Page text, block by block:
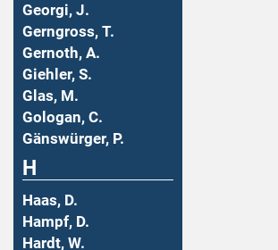
Georgi, J.
Gerngross, T.
Gernoth, A.
Giehler, S.
Glas, M.
Gologan, C.
Gänswürger, P.
H
Haas, D.
Hampf, D.
Hardt, W.